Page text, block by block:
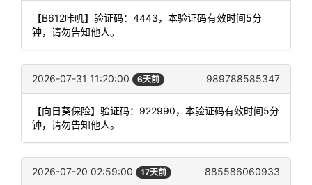
【B612咔叽】验证码：4443，本验证码有效时间5分
钟，请勿告知他人。
2026-07-31 11:20:00 6天前 989788585347
【向日葵保险】验证码：922990，本验证码有效时间5分
钟，请勿告知他人。
2026-07-20 02:59:00 17天前 885586060933